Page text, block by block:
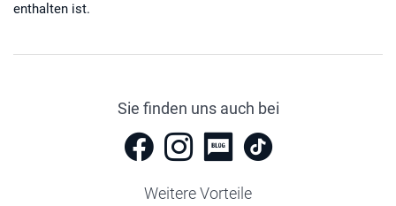
enthalten ist.
Sie finden uns auch bei
Weitere Vorteile